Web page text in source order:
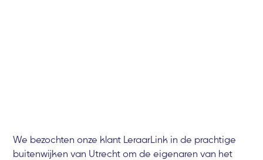
We bezochten onze klant LeraarLink in de prachtige
buitenwijken van Utrecht om de eigenaren van het